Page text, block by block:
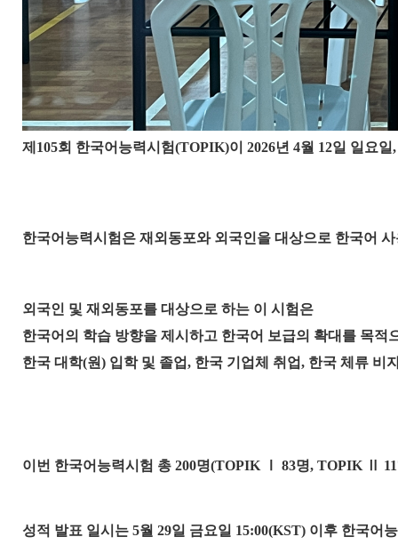
제105회 한국어능력시험(TOPIK)이 2026년 4월 12일 일요
한국어능력시험은 재외동포와 외국인을 대상으로 한국어
외국인 및 재외동포를 대상으로 하는 이 시험은
한국어의 학습 방향을 제시하고 한국어 보급의 확대를 목적
한국 대학(원) 입학 및 졸업, 한국 기업체 취업, 한국 체류 비
이번 한국어능력시험 총 200명(TOPIK 83명, TOPIK
성적 발표 일시는 5월 29일 금요일 15:00(KST) 이후 한국